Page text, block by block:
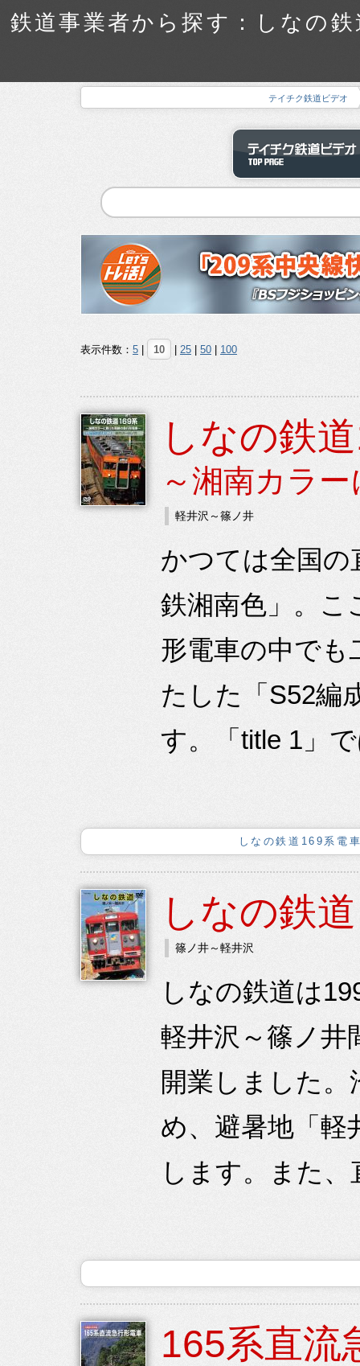
鉄道事業者から探す：しなの
テイチク鉄道ビデオ
表示件数： 5 10 25 50 100
しなの鉄
～湘南カラ
軽井沢～篠ノ井
かつては全国
鉄湘南色」。こ
形電車の中でも
たした「S52編
す。「title 1」
しなの鉄道169系電
しなの鉄道
篠ノ井～軽井沢
しなの鉄道は
軽井沢～篠ノ井
開業しました
め、避暑地「軽
します。また
165系直流